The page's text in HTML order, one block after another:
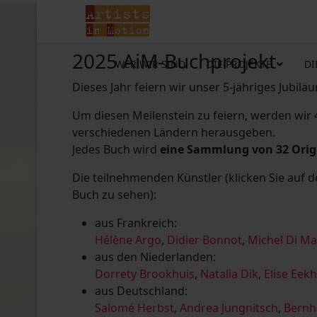
WER WIR SIND DIE PROJEKTE
2025 AiM-Buchprojekt
Dieses Jahr feiern wir unser 5-jähriges
Um diesen Meilenstein zu feiern, werden
verschiedenen Ländern herausgeben.
Jedes Buch wird eine Sammlung von 32
Die teilnehmenden Künstler (klicken Sie auf
Buch zu sehen):
aus Frankreich:
Hélène Argo, Didier Bonnot, Michel Di
aus den Niederlanden:
Dorrety Brookhuis, Natalia Dik, Elise
aus Deutschland:
Salomé Herbst, Andrea Jungnitsch,